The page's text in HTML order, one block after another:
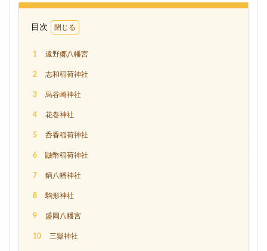
目次
1 遠野郷八幡宮
2 志和稲荷神社
3 烏谷崎神社
4 花巻神社
5 呑香稲荷神社
6 鼬幣稲荷神社
7 鏑八幡神社
8 駒形神社
9 盛岡八幡宮
10 三嶽神社